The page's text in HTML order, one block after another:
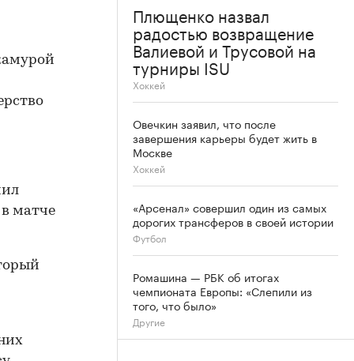
матче
Плющенко назвал
радостью возвращение
Валиевой и Трусовой на
турниры ISU
Хоккей
Овечкин заявил, что после
завершения карьеры будет жить в
Москве
Хоккей
«Арсенал» совершил один из самых
дорогих трансферов в своей истории
Футбол
Ромашина — РБК об итогах
чемпионата Европы: «Слепили из
того, что было»
Другие